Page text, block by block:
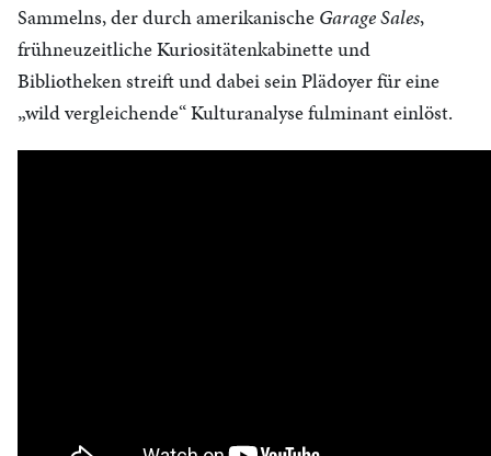
Sammelns, der durch amerikanische Garage Sales,
frühneuzeitliche Kuriositätenkabinette und
Bibliotheken streift und dabei sein Plädoyer für eine
„wild vergleichende“ Kulturanalyse fulminant einlöst.